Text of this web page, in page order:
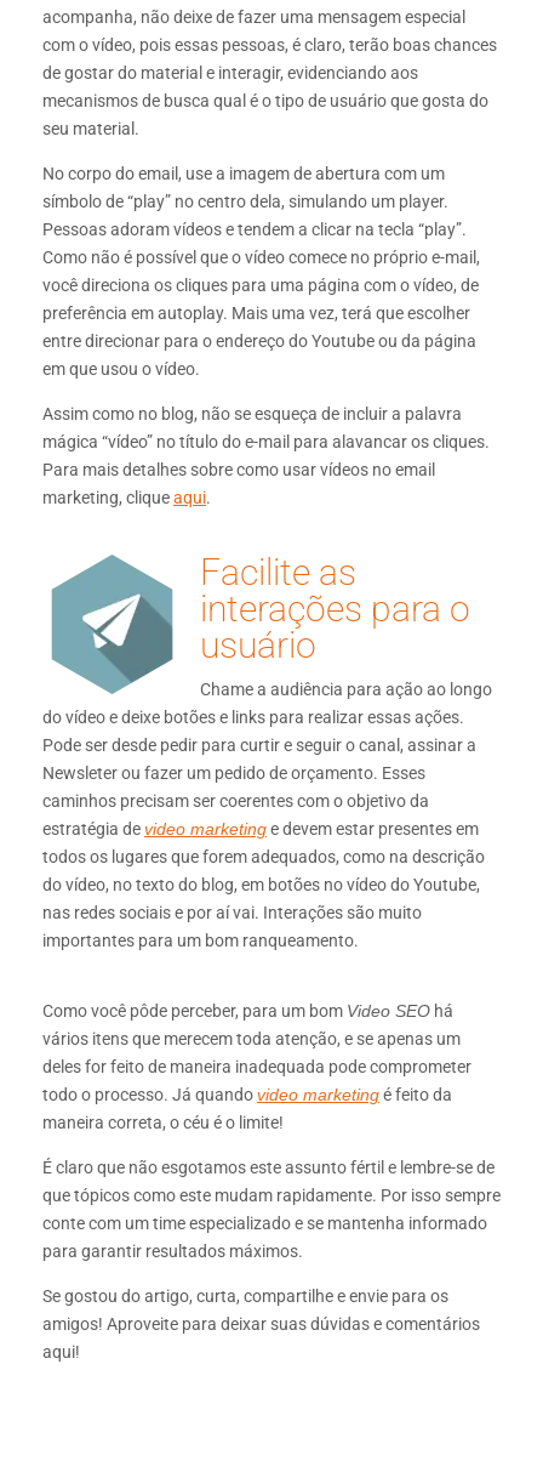
acompanha, não deixe de fazer uma mensagem especial
com o vídeo, pois essas pessoas, é claro, terão boas chances
de gostar do material e interagir, evidenciando aos
mecanismos de busca qual é o tipo de usuário que gosta do
seu material.
No corpo do email, use a imagem de abertura com um
símbolo de “play” no centro dela, simulando um player.
Pessoas adoram vídeos e tendem a clicar na tecla “play”.
Como não é possível que o vídeo comece no próprio e-mail,
você direciona os cliques para uma página com o vídeo, de
preferência em autoplay. Mais uma vez, terá que escolher
entre direcionar para o endereço do Youtube ou da página
em que usou o vídeo.
Assim como no blog, não se esqueça de incluir a palavra
mágica “vídeo” no título do e-mail para alavancar os cliques.
Para mais detalhes sobre como usar vídeos no email
marketing, cliqueaqui.
Facilite as
interações para o
usuário
Chame a audiência para ação ao longo
do vídeo e deixe botões e links para realizar essas ações.
Pode ser desde pedir para curtir e seguir o canal, assinar a
Newsleter ou fazer um pedido de orçamento. Esses
caminhos precisam ser coerentes com o objetivo da
estratégia devideo marketinge devem estar presentes em
todos os lugares que forem adequados, como na descrição
do vídeo, no texto do blog, em botões no vídeo do Youtube,
nas redes sociais e por aí vai. Interações são muito
importantes para um bom ranqueamento.
Como você pôde perceber, para um bom Video SEO há
vários itens que merecem toda atenção, e se apenas um
deles for feito de maneira inadequada pode comprometer
todo o processo. Já quandovideo marketingé feito da
maneira correta, o céu é o limite!
É claro que não esgotamos este assunto fértil e lembre-se de
que tópicos como este mudam rapidamente. Por isso sempre
conte com um time especializado e se mantenha informado
para garantir resultados máximos.
Se gostou do artigo, curta, compartilhe e envie para os
amigos! Aproveite para deixar suas dúvidas e comentários
aqui!